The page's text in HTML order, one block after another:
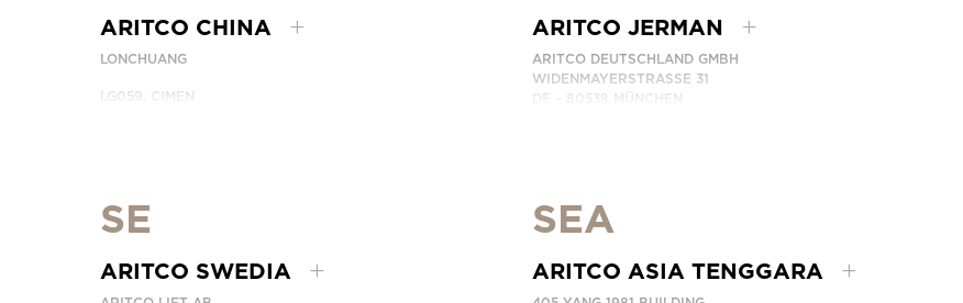
ARITCO CHINA
LONCHUANG
LG059, CIMEN
HUBUNGI KAMI
ARITCO JERMAN
ARITCO DEUTSCHLAND GMBH
WIDENMAYERSTRASSE 31
DE – 80538 MÜNCHEN
SE
ARITCO SWEDIA
SEA
ARITCO ASIA TENGGARA